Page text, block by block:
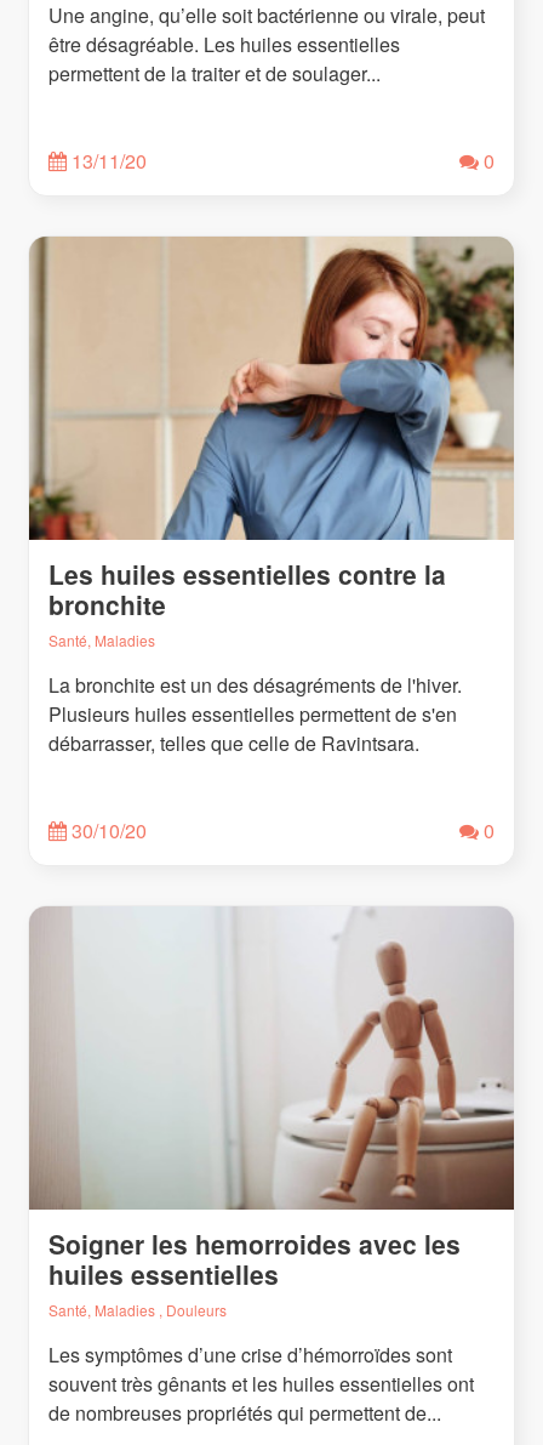
Une angine, qu’elle soit bactérienne ou virale, peut
être désagréable. Les huiles essentielles
permettent de la traiter et de soulager...
13/11/20 0
Les huiles essentielles contre la
bronchite
Santé, Maladies
La bronchite est un des désagréments de l'hiver.
Plusieurs huiles essentielles permettent de s'en
débarrasser, telles que celle de Ravintsara.
30/10/20 0
Soigner les hemorroides avec les
huiles essentielles
Santé, Maladies , Douleurs
Les symptômes d’une crise d’hémorroïdes sont
souvent très gênants et les huiles essentielles ont
de nombreuses propriétés qui permettent de...